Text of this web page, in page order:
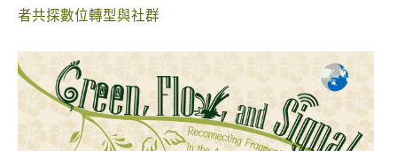
者共探數位轉型與社群